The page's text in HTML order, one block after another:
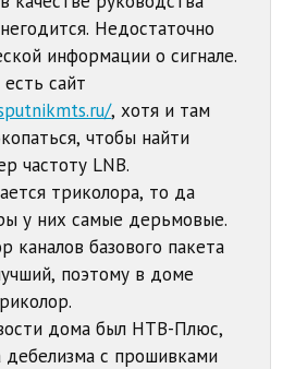
Недостаточно
информации о сигнале.
сайт
, хотя и там
чтобы найти
например частоту LNB.
триколора, то да
у них самые дерьмовые.
каналов базового пакета
поэтому в доме
дома был НТВ-Плюс,
дебелизма с прошивками